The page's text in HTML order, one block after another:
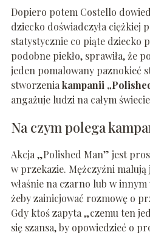
Dopiero potem Costello
dziecko doświadczyła ciężkiej
statystycznie co piąte dziecko
podobne piekło, sprawiła, że
jeden pomalowany paznokieć
stworzeniakampanii
angażuje ludzi na całym
Na czym polega
Akcja „Polished Man” jest
w przekazie. Mężczyźni
właśnie na czarno lub w
żeby zainicjować rozmowę o
Gdy ktoś zapyta „czemu ten
się szansa, by opowiedzieć o